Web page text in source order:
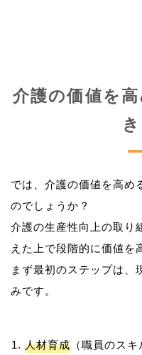
介護の価値を
では、介護の価値を高め
のでしょうか？
介護の生産性向上の取り
えた上で段階的に価値を
まず最初のステップは、
人材育成 （職員のス